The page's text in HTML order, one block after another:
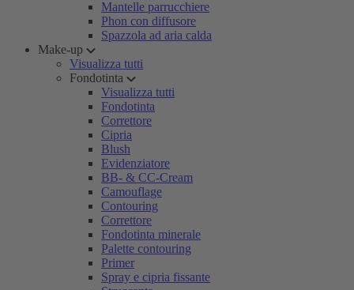
Mantelle parrucchiere
Phon con diffusore
Spazzola ad aria calda
Make-up
Visualizza tutti
Fondotinta
Visualizza tutti
Fondotinta
Correttore
Cipria
Blush
Evidenziatore
BB- & CC-Cream
Camouflage
Contouring
Correttore
Fondotinta minerale
Palette contouring
Primer
Spray e cipria fissante